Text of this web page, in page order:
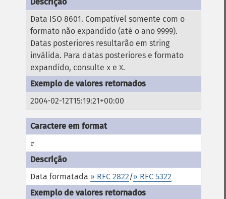
Data ISO 8601. Compatível somente com o
formato não expandido (até o ano 9999).
Datas posteriores resultarão em string
inválida. Para datas posteriores e formato
expandido, consulte x eX.
2004-02-12T15:19:21+00:00
r
Data formatada » RFC 2822/» RFC 5322